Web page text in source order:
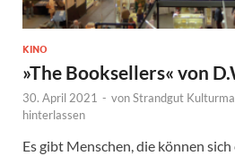
KINO
»The Booksellers« von
30. April 2021 - vonStrandgut
hinterlassen
Es gibt Menschen, die können